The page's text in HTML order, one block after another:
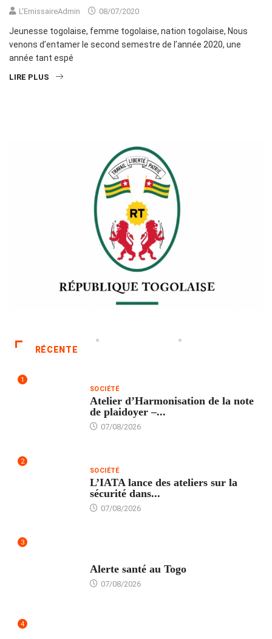
L'EmissaireAdmin 08/07/2020
Jeunesse togolaise, femme togolaise, nation togolaise, Nous
venons d’entamer le second semestre de l’année 2020, une
année tant espé
LIRE PLUS
RÉCENTE
1
SOCIÉTÉ
Atelier d’Harmonisation de la note
de plaidoyer –...
07/08/2026
2
SOCIÉTÉ
L’IATA lance des ateliers sur la
sécurité dans...
07/08/2026
3
Alerte santé au Togo
07/08/2026
4